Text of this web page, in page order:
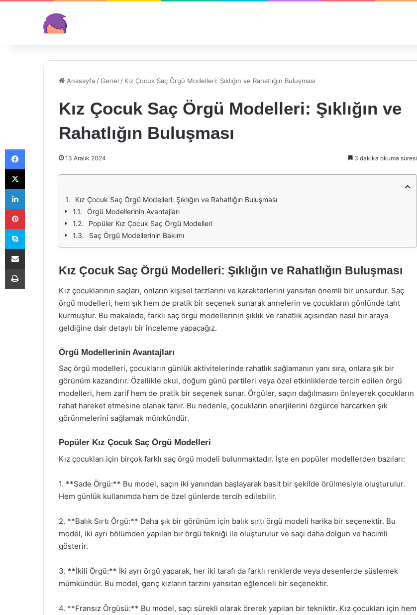
Anasayfa /Genel / Kız Çocuk Saç Örgü Modelleri: Şıklığın ve Rahatlığın Buluşması
Kız Çocuk Saç Örgü Modelleri: Şıklığın ve
Rahatlığın Buluşması
13 Aralık 2024 3 dakika okuma süresi
Kız Çocuk Saç Örgü Modelleri: Şıklığın ve Rahatlığın Buluşması
Örgü Modellerinin Avantajları
Popüler Kız Çocuk Saç Örgü Modelleri
Saç Örgü Modellerinin Bakımı
Kız Çocuk Saç Örgü Modelleri: Şıklığın ve Rahatlığın Buluşması
Kız çocuklarının saçları, onların kişisel tarzlarını ve karakterlerini yansıtan önemli bir unsurdur. Saç
örgü modelleri, hem şık hem de pratik bir seçenek sunarak annelerin ve çocukların gönlünde taht
kurmuştur. Bu makalede, farklı saç örgü modellerinin şıklık ve rahatlık açısından nasıl bir araya
geldiğine dair detaylı bir inceleme yapacağız.
Örgü Modellerinin Avantajları
Saç örgü modelleri, çocukların günlük aktivitelerinde rahatlık sağlamanın yanı sıra, onlara şık bir
görünüm kazandırır. Özellikle okul, doğum günü partileri veya özel etkinliklerde tercih edilen örgü
modelleri, hem zarif hem de pratik bir seçenek sunar. Örgüler, saçın dağılmasını önleyerek çocukların
rahat hareket etmesine olanak tanır. Bu nedenle, çocukların enerjilerini özgürce harcarken şık
görünmelerini sağlamak mümkündür.
Popüler Kız Çocuk Saç Örgü Modelleri
Kız çocukları için birçok farklı saç örgü modeli bulunmaktadır. İşte en popüler modellerden bazıları:
1. **Sade Örgü:** Bu model, saçın iki yanından başlayarak basit bir şekilde örülmesiyle oluşturulur.
Hem günlük kullanımda hem de özel günlerde tercih edilebilir.
2. **Balık Sırtı Örgü:** Daha şık bir görünüm için balık sırtı örgü modeli harika bir seçenektir. Bu
model, iki ayrı bölümden yapılan bir örgü tekniği ile oluşturulur ve saçı daha dolgun ve hacimli
gösterir.
3. **İkili Örgü:** İki ayrı örgü yaparak, her iki tarafı da farklı renklerde veya desenlerde süslemek
mümkündür. Bu model, genç kızların tarzını yansıtan eğlenceli bir seçenektir.
4. **Fransız Örgüsü:** Bu model, saçı sürekli olarak örerek yapılan bir tekniktir. Kız çocukları için hem
Facebook
X
LinkedIn
Pinterest
Skype
E-Posta ile paylaş